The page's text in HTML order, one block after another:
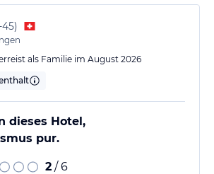
einen minijatürlichen
45)
als Familie im August 2026
dieses Hotel,
pur.
2 / 6